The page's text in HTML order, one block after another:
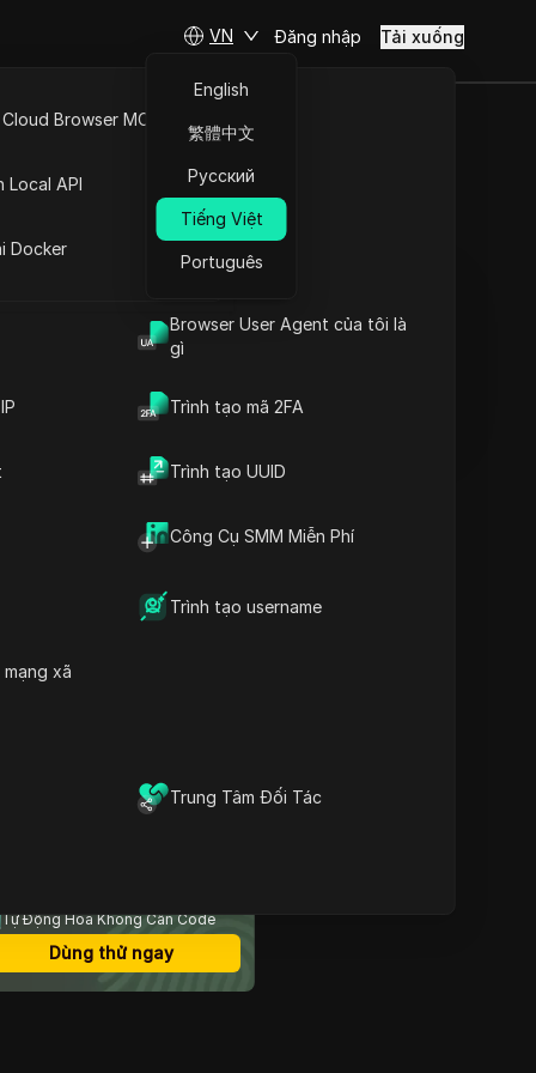
Browser User Agent của tôi là
gì
Trình tạo mã 2FA
Trình tạo UUID
Công Cụ SMM Miễn Phí
Trình tạo username
xã
Trung Tâm Đối Tác
Browser MCP
Local API
Docker
VN
English
繁體中文
Русский
Tiếng Việt
Português
Đăng nhập Tải xuống
Đặt câu hỏi
Mở trong Claude
Cách Tham Gia trong
Hướng Dẫn Tham Gia
Bước cho Việc Đăng Ký
Đăng Ký Airdrop
Duyệt Chống Phát
Tự Động Hóa Không Cần Code
Dùng thử ngay